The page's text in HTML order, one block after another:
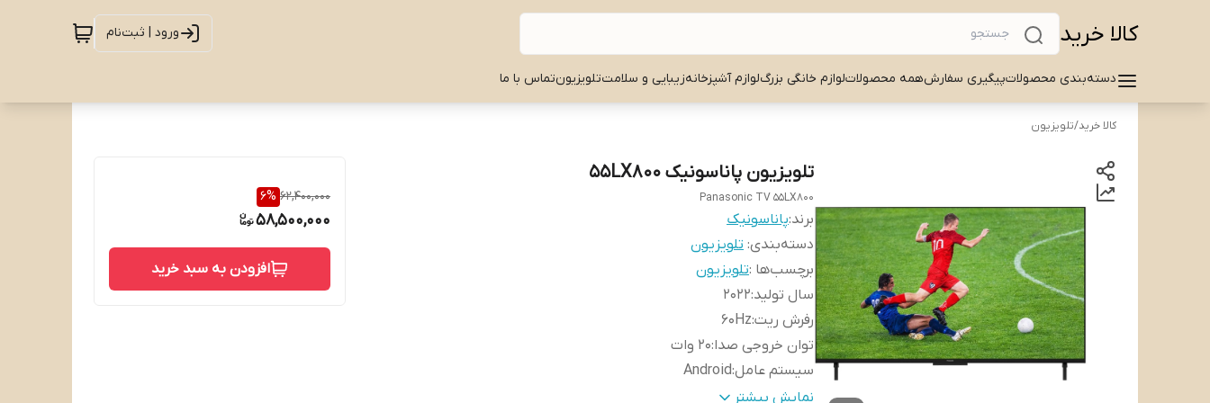
کالا خرید ورود | ثبت‌نام
دسته‌بندی محصولاتپیگیری سفارشهمه محصولاتلوازم خانگی بزرگلوازم آشپزخانهزیبایی و سلامتتلویزیونتماس با ما
کالا خرید/تلویزیون
تلویزیون پاناسونیک 55LX800
Panasonic TV 55LX800
برند:پاناسونیک
دسته‌بندی: تلویزیون
برچسب‌ها :تلویزیون
سال تولید:
2022
رفرش ریت:
60Hz
توان خروجی صدا:20 وات
سیستم عامل:
Android
قابلیت: نصب روی دیوارنمایش بیشتر
62,400,000
6%
58,500,000
افزودن به سبد خرید